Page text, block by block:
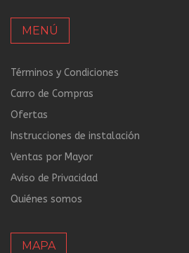
MENÚ
Términos y Condiciones
Carro de Compras
Ofertas
Instrucciones de instalación
Ventas por Mayor
Aviso de Privacidad
Quiénes somos
MAPA